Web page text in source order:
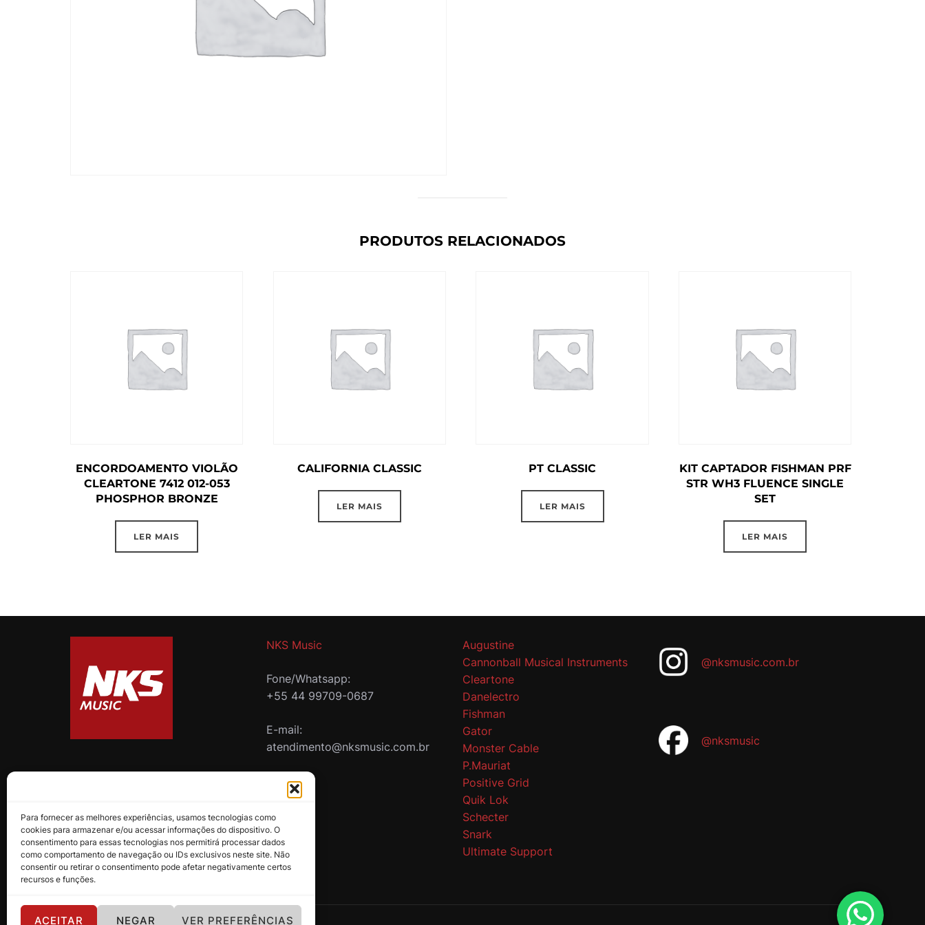
Para fornecer as melhores experiências, usamos tecnologias como
cookies para armazenar e/ou acessar informações do dispositivo. O
consentimento para essas tecnologias nos permitirá processar dados
como comportamento de navegação ou IDs exclusivos neste site. Não
consentir ou retirar o consentimento pode afetar negativamente certos
recursos e funções.
ACEITAR NEGAR VER PREFERÊNCIAS
PRODUTOS RELACIONADOS
ENCORDOAMENTO VIOLÃO
CLEARTONE 7412 012-053
PHOSPHOR BRONZE
LER MAIS
CALIFORNIA CLASSIC
LER MAIS
PT CLASSIC
LER MAIS
KIT CAPTADOR FISHMAN PRF
STR WH3 FLUENCE SINGLE
SET
LER MAIS
NKS Music
Fone/Whatsapp:
+55 44 99709-0687
E-mail:
atendimento@nksmusic.com.br
Augustine
Cannonball Musical Instruments
Cleartone
Danelectro
Fishman
Gator
Monster Cable
P.Mauriat
Positive Grid
Quik Lok
Schecter
Snark
Ultimate Support
@nksmusic.com.br
@nksmusic